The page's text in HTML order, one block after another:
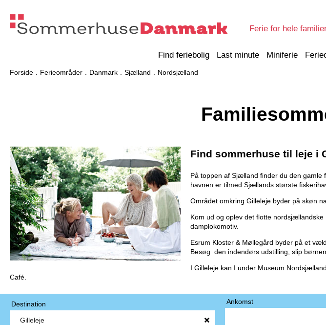
Ferie for hele
Find feriebolig Last minute Miniferie
Forside Ferieområder Danmark Sjælland Nordsjælland
Find sommerhuse til leje i
På toppen af Sjælland finder du den gamle
havnen er tilmed Sjællands største
Området omkring Gilleleje byder på skøn
Kom ud og oplev det flotte
damplokomotiv.
Esrum Kloster & Møllegård byder på et
Besøg den indendørs udstilling, slip
I Gilleleje kan I under Museum
Café.
Destination Ankomst